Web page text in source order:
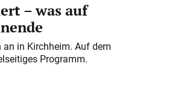
– was auf
in Kirchheim. Auf dem
Programm.